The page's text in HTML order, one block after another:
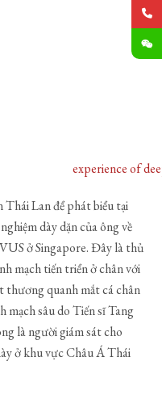
Thái Lan để phát biểu tại
dày dặn của ông về
ở Singapore. Đây là thủ
mạch tiến triển ở chân với
thương quanh mắt cá chân
sâu do Tiến sĩ Tang
là người giám sát cho
ở khu vực Châu Á Thái